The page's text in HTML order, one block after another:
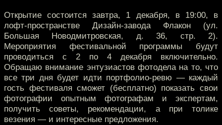
Открытие состоится завтра, 1 декабря, в 19:00, в
лофт-пространстве Дизайн-завода Флакон (ул.
Большая Новодмитровская, д. 36, стр. 2).
Мероприятия фестивальной программы будут
проводиться с 2 по 4 декабря включительно.
Обращаю внимание энтузиастов фотодела на то, что
все три дня будет идти портфолио-ревю — каждый
гость фестиваля сможет (бесплатно) показать свои
фотографии опытным фотографам и экспертам,
получить советы, рекомендации, а при толике
везения — и интересные предложения.